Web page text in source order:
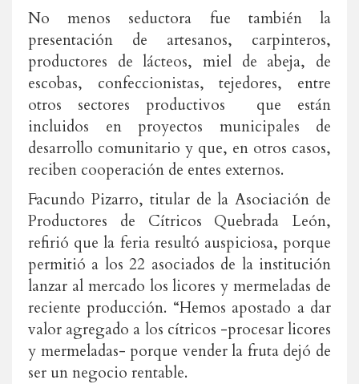
No menos seductora fue también la
presentación de artesanos, carpinteros,
productores de lácteos, miel de abeja, de
escobas, confeccionistas, tejedores, entre
otros sectores productivos que están
incluidos en proyectos municipales de
desarrollo comunitario y que, en otros casos,
reciben cooperación de entes externos.
Facundo Pizarro, titular de la Asociación de
Productores de Cítricos Quebrada León,
refirió que la feria resultó auspiciosa, porque
permitió a los 22 asociados de la institución
lanzar al mercado los licores y mermeladas de
reciente producción. “Hemos apostado a dar
valor agregado a los cítricos -procesar licores
y mermeladas- porque vender la fruta dejó de
ser un negocio rentable.